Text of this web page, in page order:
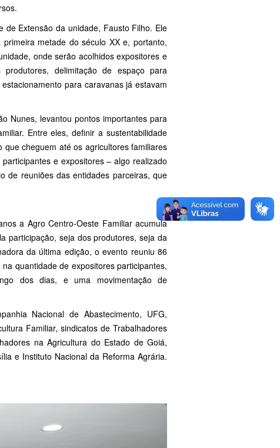
de Extensão da unidade, Fausto Filho. Ele
metade do século XX e, portanto,
onde serão acolhidos expositores e
delimitação de espaço para
para caravanas já estavam
Nunes, levantou pontos importantes para
Entre eles, definir a sustentabilidade
que cheguem até os agricultores familiares
e expositores – algo realizado
de reuniões das entidades parceiras, que
a Agro Centro-Oeste Familiar acumula
participação, seja dos produtores, seja da
da última edição, o evento reuniu 86
quantidade de expositores participantes,
dos dias, e uma movimentação de
Nacional de Abastecimento, UFG,
Familiar, sindicatos de Trabalhadores
na Agricultura do Estado de Goiá,
e Instituto Nacional da Reforma Agrária.